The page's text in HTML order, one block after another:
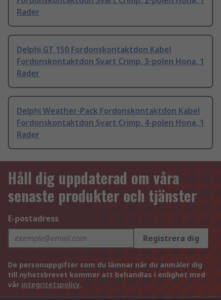
Rader
Delphi GT 150 Fordonskontaktdon Kabel
Fordonskontaktdon Svart Crimp, 3-polen Hona, 1
Rader
Delphi Weather-Pack Fordonskontaktdon Kabel
Fordonskontaktdon Svart Crimp, 4-polen Hona, 1
Rader
Håll dig uppdaterad om våra
senaste produkter och tjänster
E-postadress
Registrera dig
De personuppgifter som du lämnar när du anmäler dig
till nyhetsbrevet kommer att behandlas i enlighet med
vår integritetspolicy.